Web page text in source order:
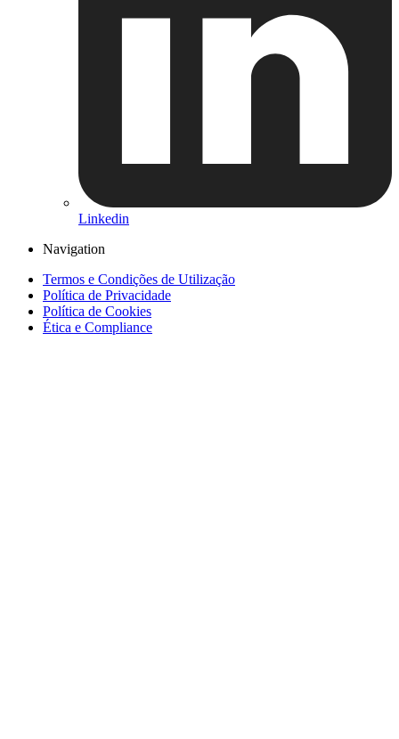
Linkedin
Navigation
Termos e Condições de Utilização
Política de Privacidade
Política de Cookies
Ética e Compliance